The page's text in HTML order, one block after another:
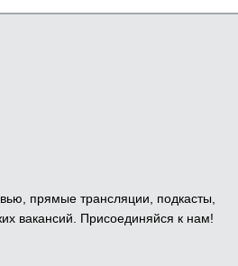
прямые трансляции, подкасты,
вакансий. Присоединяйся к нам!